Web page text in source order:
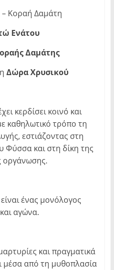
Κοραή Δαμάτη
Ενάτου
Δαμάτης
Δώρα Χρυσικού
κερδίσει κοινό και
καθηλωτικό τρόπο τη
εστιάζοντας στη
και στη δίκη της
οργάνωσης.
ένας μονόλογος
αγώνα.
και πραγματικά
μέσα από τη μυθοπλασία